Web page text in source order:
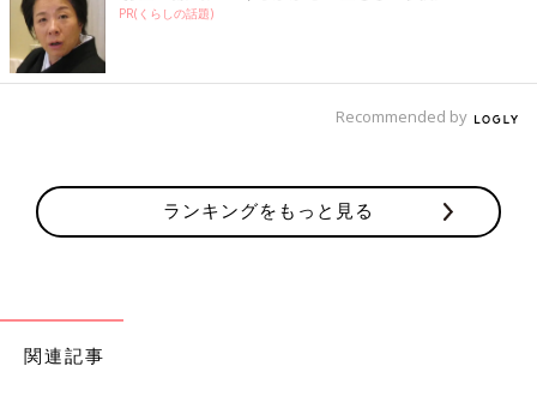
PR(くらしの話題)
Recommended by
ランキングをもっと見る
関連記事